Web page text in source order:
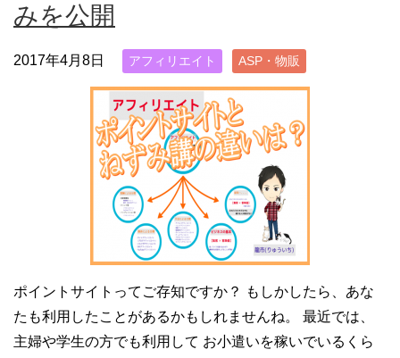
みを公開
2017年4月8日 アフィリエイト ASP・物販
ポイントサイトってご存知ですか？ もしかしたら、あな
たも利用したことがあるかもしれませんね。 最近では、
主婦や学生の方でも利用して お小遣いを稼いでいるくら